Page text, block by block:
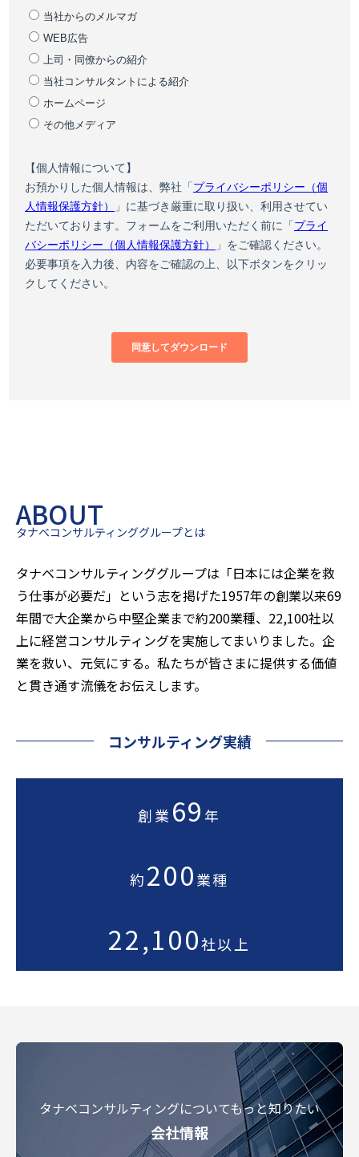
ABOUT
タナベコンサルティンググループとは
タナベコンサルティンググループは「日本には企業を救
う仕事が必要だ」という志を掲げた1957年の創業以来69
年間で大企業から中堅企業まで約200業種、22,100社以
上に経営コンサルティングを実施してまいりました。企
業を救い、元気にする。私たちが皆さまに提供する価値
と貫き通す流儀をお伝えします。
コンサルティング実績
創業 69年
約200業種
22,100社以上
タナベコンサルティングについてもっと知りたい
会社情報